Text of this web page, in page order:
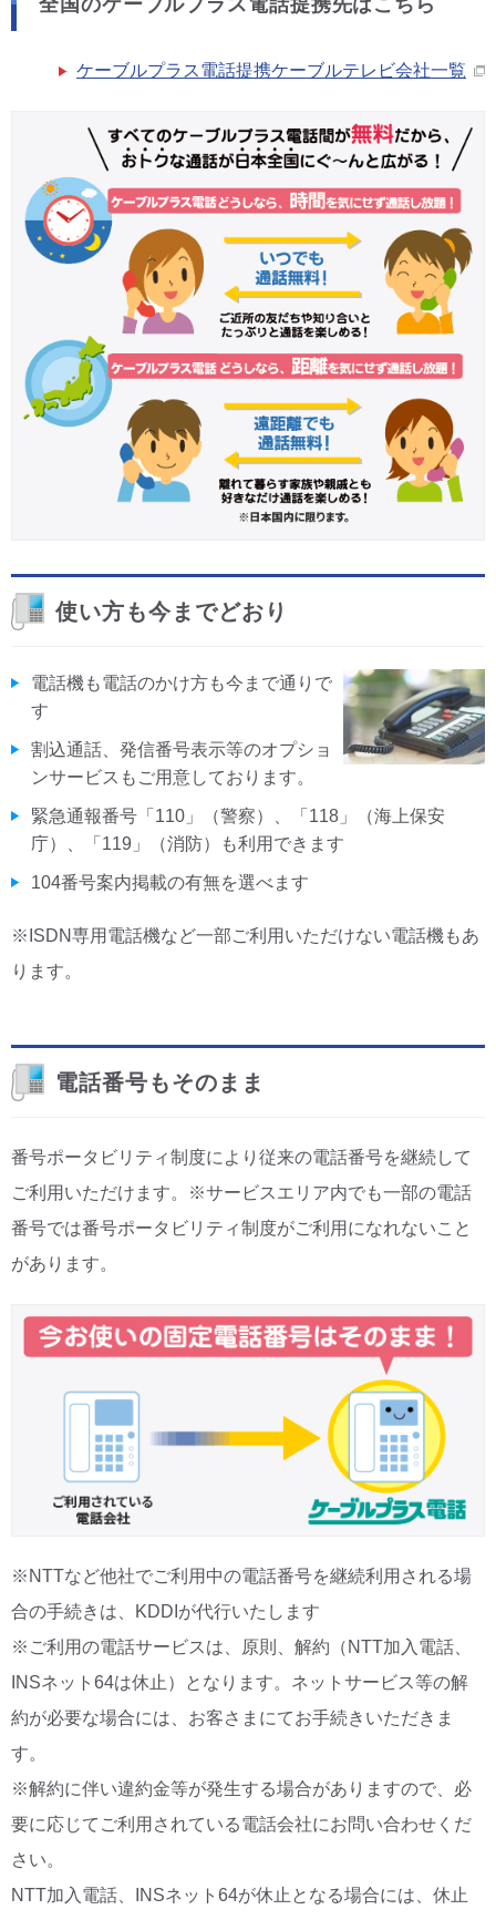
全国のケーブルプラス電話提携先はこちら
ケーブルプラス電話提携ケーブルテレビ会社一覧
使い方も今までどおり
電話機も電話のかけ方も今まで通りで
す
割込通話、発信番号表示等のオプショ
ンサービスもご用意しております。
緊急通報番号「110」（警察）、「118」（海上保安
庁）、「119」（消防）も利用できます
104番号案内掲載の有無を選べます
※ISDN専用電話機など一部ご利用いただけない電話機もあ
ります。
電話番号もそのまま
番号ポータビリティ制度により従来の電話番号を継続して
ご利用いただけます。※サービスエリア内でも一部の電話
番号では番号ポータビリティ制度がご利用になれないこと
があります。
※NTTなど他社でご利用中の電話番号を継続利用される場
合の手続きは、KDDIが代行いたします
※ご利用の電話サービスは、原則、解約（NTT加入電話、
INSネット64は休止）となります。ネットサービス等の解
約が必要な場合には、お客さまにてお手続きいただきま
す。
※解約に伴い違約金等が発生する場合がありますので、必
要に応じてご利用されている電話会社にお問い合わせくだ
さい。
NTT加入電話、INSネット64が休止となる場合には、休止